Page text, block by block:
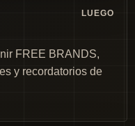
LUEGO
FREE BRANDS,
y recordatorios de